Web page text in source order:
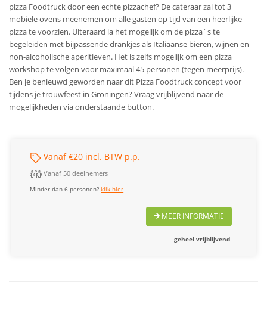
pizza Foodtruck door een echte pizzachef? De cateraar zal tot 3
mobiele ovens meenemen om alle gasten op tijd van een heerlijke
pizza te voorzien. Uiteraard ia het mogelijk om de pizza´s te
begeleiden met bijpassende drankjes als Italiaanse bieren, wijnen en
non-alcoholische aperitieven. Het is zelfs mogelijk om een pizza
workshop te volgen voor maximaal 45 personen (tegen meerprijs).
Ben je benieuwd geworden naar dit Pizza Foodtruck concept voor
tijdens je trouwfeest in Groningen? Vraag vrijblijvend naar de
mogelijkheden via onderstaande button.
Vanaf €20 incl. BTW p.p.
Vanaf 50 deelnemers
Minder dan 6 personen?klik hier
MEER INFORMATIE
geheel vrijblijvend